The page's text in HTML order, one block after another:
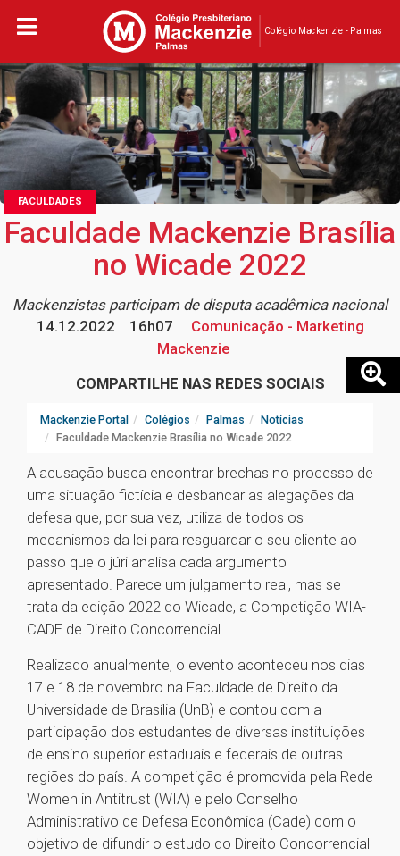
Colégio Mackenzie - Palmas
FACULDADES
Faculdade Mackenzie Brasília
no Wicade 2022
Mackenzistas participam de disputa acadêmica nacional
14.12.2022
16h07
Comunicação - Marketing
Mackenzie
COMPARTILHE NAS REDES SOCIAIS
Mackenzie Portal Colégios Palmas
Notícias
Faculdade Mackenzie Brasília no Wicade 2022
A acusação busca encontrar brechas no processo de
uma situação fictícia e desbancar as alegações da
defesa que, por sua vez, utiliza de todos os
mecanismos da lei para resguardar o seu cliente ao
passo que o júri analisa cada argumento
apresentado. Parece um julgamento real, mas se
trata da edição 2022 do Wicade, a Competição WIA-
CADE de Direito Concorrencial.
Realizado anualmente, o evento aconteceu nos dias
17 e 18 de novembro na Faculdade de Direito da
Universidade de Brasília (UnB) e contou com a
participação dos estudantes de diversas instituições
de ensino superior estaduais e federais de outras
regiões do país. A competição é promovida pela Rede
Women in Antitrust (WIA) e pelo Conselho
Administrativo de Defesa Econômica (Cade) com o
objetivo de difundir o estudo do Direito Concorrencial